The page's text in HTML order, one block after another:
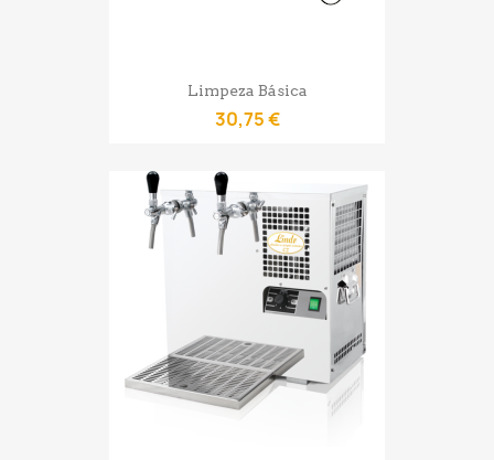
Limpeza Básica
30,75 €